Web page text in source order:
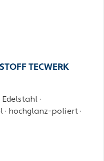
TECWERK
·
hochglanz-poliert ·